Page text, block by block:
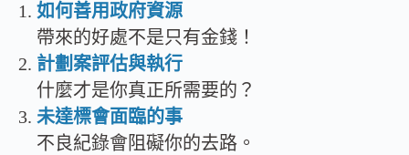
如何善用政府資源
帶來的好處不是只有金錢！
計劃案評估與執行
什麼才是你真正所需要的？
未達標會面臨的事
不良紀錄會阻礙你的去路。